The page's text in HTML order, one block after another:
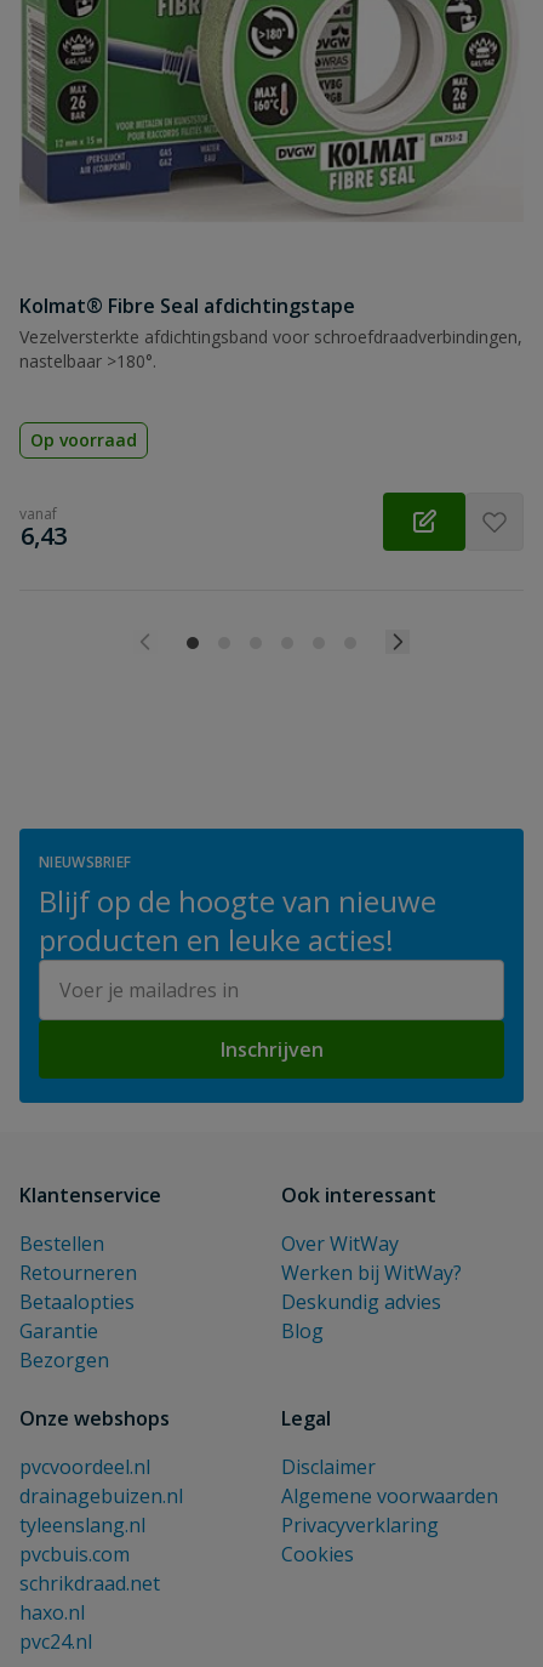
Kolmat® Fibre Seal afdichtingstape
Vezelversterkte afdichtingsband voor schroefdraadverbindingen,
nastelbaar >180°.
Op voorraad
vanaf
€
6,43
NIEUWSBRIEF
Blijf op de hoogte van nieuwe
producten en leuke acties!
Inschrijven
Klantenservice
Bestellen
Retourneren
Betaalopties
Garantie
Bezorgen
Ook interessant
Over WitWay
Werken bij WitWay?
Deskundig advies
Blog
Onze webshops
pvcvoordeel.nl
drainagebuizen.nl
tyleenslang.nl
pvcbuis.com
schrikdraad.net
haxo.nl
pvc24.nl
Legal
Disclaimer
Algemene voorwaarden
Privacyverklaring
Cookies